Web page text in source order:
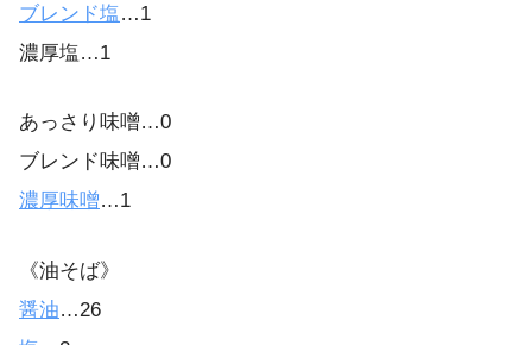
ブレンド塩…1
濃厚塩…1
あっさり味噌…0
ブレンド味噌…0
濃厚味噌…1
《油そば》
醤油…26